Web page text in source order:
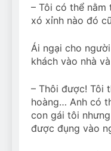
– Tôi có thể
xó xỉnh nào đó
Ái ngại cho
khách vào nhà
– Thôi được! Tôi
hoàng… Anh có
con gái tôi
được đụng vào